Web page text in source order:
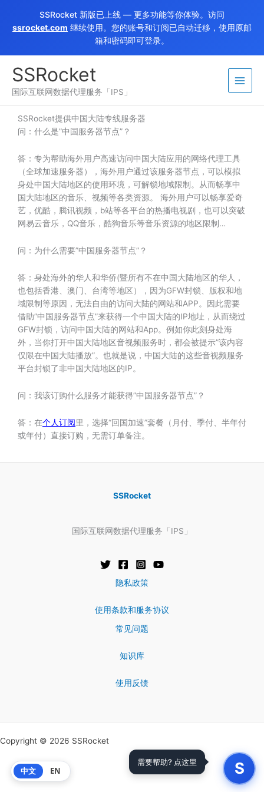
SSRocket 新版已上线 — 更多功能等你体验。访问
ssrocket.com 继续使用。您的账号和订阅已自动迁移，使用原邮
箱和密码即可登录。
S
需要帮助? 点这里
SSRocket
国际互联网数据代理服务「IPS」
SSRocket提供中国大陆专线服务器
问：什么是”中国服务器节点”？
答：专为帮助海外用户高速访问中国大陆应用的网络代理工具
（全球加速服务器），海外用户通过该服务器节点，可以模拟
身处中国大陆地区的使用环境，可解锁地域限制。从而畅享中
国大陆地区的音乐、视频等各类资源。 海外用户可以畅享爱奇
艺，优酷，腾讯视频，b站等各平台的热播电视剧，也可以突破
网易云音乐，QQ音乐，酷狗音乐等音乐资源的地区限制…
问：为什么需要”中国服务器节点”？
答：身处海外的华人和华侨(暨所有不在中国大陆地区的华人，
也包括香港、澳门、台湾等地区），因为GFW封锁、版权和地
域限制等原因，无法自由的访问大陆的网站和APP。因此需要
借助”中国服务器节点”来获得一个中国大陆的IP地址，从而绕过
GFW封锁，访问中国大陆的网站和App。例如你此刻身处海
外，当你打开中国大陆地区音视频服务时，都会被提示”该内容
仅限在中国大陆播放”。也就是说，中国大陆的这些音视频服务
平台封锁了非中国大陆地区的IP。
问：我该订购什么服务才能获得”中国服务器节点”？
答：在个人订阅里，选择“回国加速”套餐（月付、季付、半年付
或年付）直接订购，无需订单备注。
SSRocket
国际互联网数据代理服务「IPS」
隐私政策
使用条款和服务协议
常见问题
知识库
使用反馈
Copyright © 2026 SSRocket
中文 EN